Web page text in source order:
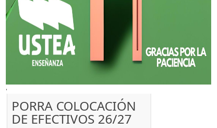
'
PORRA COLOCACIÓN
DE EFECTIVOS 26/27